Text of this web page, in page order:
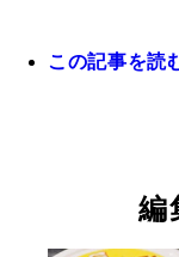
この記事を読
編